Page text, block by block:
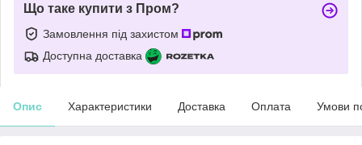
Що таке купити з Пром?
Замовлення під захистом
Доступна доставка
Опис Характеристики Доставка Оплата Умови